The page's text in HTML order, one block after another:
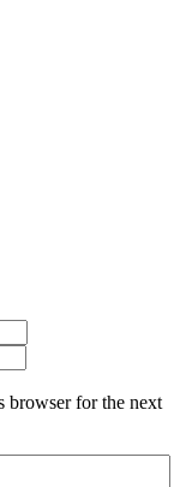
browser for the next